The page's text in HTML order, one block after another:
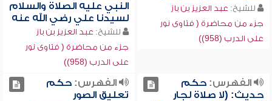
للشيخ: عبد العزيز بن باز
جزء من محاضرة ( فتاوى نور
على الدرب (958))
النبي عليه الصلاة والسلام
لسيدنا علي رضي الله عنه
للشيخ: عبد العزيز بن باز
جزء من محاضرة ( فتاوى نور
على الدرب (958))
الفهرس:حكم
حديث: (لا صلاة لجار
الفهرس:حكم
تعليق الصور